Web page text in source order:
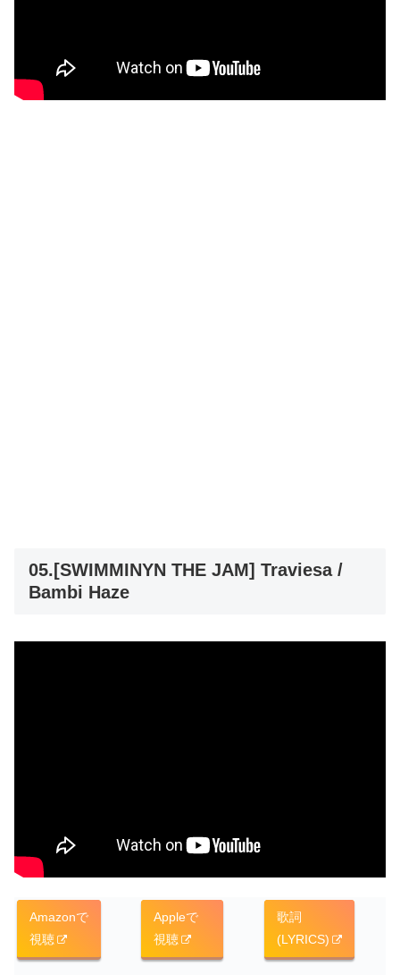
05.[SWIMMINYN THE JAM] Traviesa /
Bambi Haze
Amazonで
視聴
Appleで
視聴
歌詞
(LYRICS)